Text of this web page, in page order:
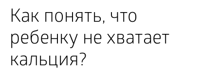
Как понять, что
ребенку не хватает
кальция?